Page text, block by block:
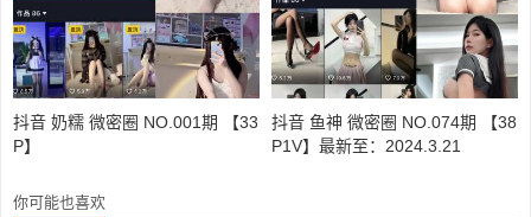
抖音 奶糯 微密圈 NO.001期 【33
P】
抖音 鱼神 微密圈 NO.074期 【38
P1V】最新至：2024.3.21
你可能也喜欢